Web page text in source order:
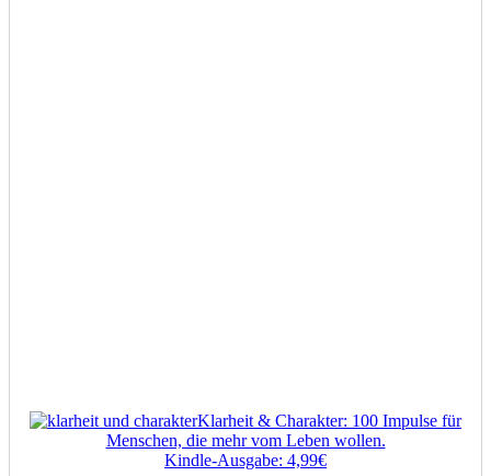
Klarheit & Charakter: 100 Impulse für
Menschen, die mehr vom Leben wollen.
Kindle-Ausgabe: 4,99€